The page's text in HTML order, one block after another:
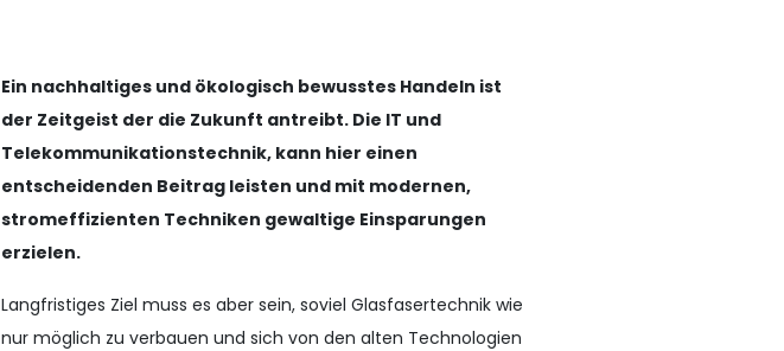
Ein nachhaltiges und ökologisch bewusstes Handeln ist
der Zeitgeist der die Zukunft antreibt. Die IT und
Telekommunikationstechnik, kann hier einen
entscheidenden Beitrag leisten und mit modernen,
stromeffizienten Techniken gewaltige Einsparungen
erzielen.
Langfristiges Ziel muss es aber sein, soviel Glasfasertechnik wie
nur möglich zu verbauen und sich von den alten Technologien